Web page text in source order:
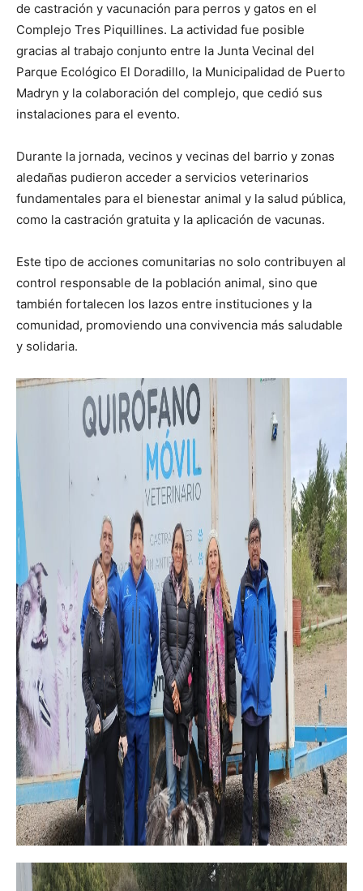
de castración y vacunación para perros y gatos en el
Complejo Tres Piquillines. La actividad fue posible
gracias al trabajo conjunto entre la Junta Vecinal del
Parque Ecológico El Doradillo, la Municipalidad de Puerto
Madryn y la colaboración del complejo, que cedió sus
instalaciones para el evento.
Durante la jornada, vecinos y vecinas del barrio y zonas
aledañas pudieron acceder a servicios veterinarios
fundamentales para el bienestar animal y la salud pública,
como la castración gratuita y la aplicación de vacunas.
Este tipo de acciones comunitarias no solo contribuyen al
control responsable de la población animal, sino que
también fortalecen los lazos entre instituciones y la
comunidad, promoviendo una convivencia más saludable
y solidaria.